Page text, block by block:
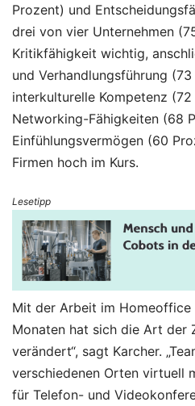
Prozent) und
drei von vier Unternehmen
Kritikfähigkeit wichtig,
und Verhandlungsführung
interkulturelle Kompetenz
Networking-Fähigkeiten (68
Einfühlungsvermögen (60
Firmen hoch im Kurs.
Lesetipp
Mit der Arbeit im Homeoffice
Monaten hat sich die Art der
verändert“, sagt Karcher.
verschiedenen Orten virtuell
für Telefon- und